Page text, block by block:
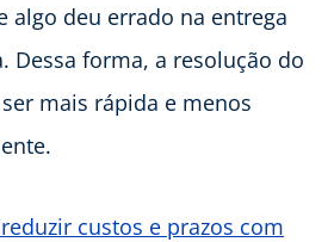
algo deu errado na entrega
Dessa forma, a resolução do
mais rápida e menos
custos e prazos com